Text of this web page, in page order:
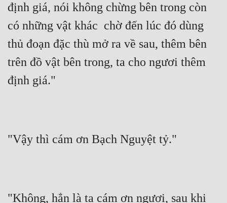
định giá, nói không chừng bên trong còn
có những vật khác  chờ đến lúc đó dùng
thủ đoạn đặc thù mở ra về sau, thêm bên
trên đồ vật bên trong, ta cho ngươi thêm
định giá."
"Vậy thì cám ơn Bạch Nguyệt tỷ."
"Không, hẳn là ta cám ơn ngươi, sau khi